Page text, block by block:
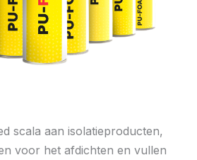
scala aan isolatieproducten,
voor het afdichten en vullen